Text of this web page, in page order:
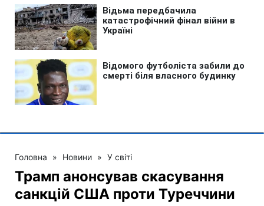
Головна » Новини » У світі
Трамп анонсував скасування
санкцій США проти Туреччини